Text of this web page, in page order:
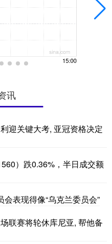
讯
迎关键大考, 亚冠资格决定
）跌0.36%，半日成交额
表现得像“乌克兰委员会”
联赛将轮休库尼亚, 帮他备